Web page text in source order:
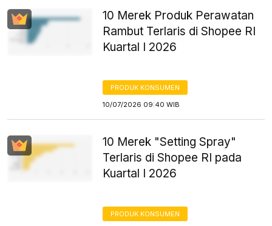
10 Merek Produk Perawatan
Rambut Terlaris di Shopee RI
Kuartal I 2026
PRODUK KONSUMEN
10/07/2026 09:40 WIB
10 Merek "Setting Spray"
Terlaris di Shopee RI pada
Kuartal I 2026
PRODUK KONSUMEN